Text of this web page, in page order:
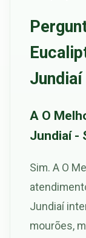
Jundiaí
A O
Jundiaí -
Sim. A O
Jundiaí
mourões,